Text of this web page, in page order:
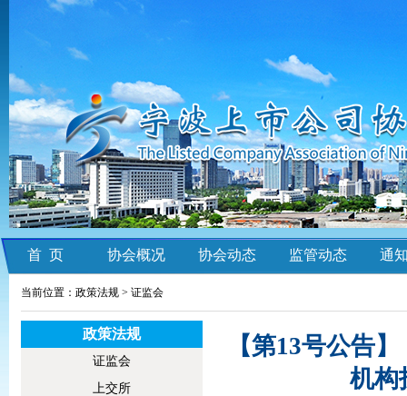
首 页 协会概况 协会动态 监管动态 通
当前位置：政策法规 > 证监会
政策法规
证监会
上交所
【第13号公告
机构